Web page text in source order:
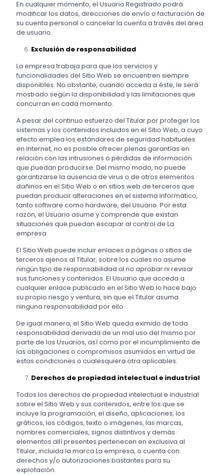
En cualquier momento, el Usuario Registrado podrá
modificar los datos, direcciones de envío o facturación de
su cuenta personal o cancelar la cuenta a través del área
de usuario.
Exclusión de responsabilidad
La empresa trabaja para que los servicios y
funcionalidades del Sitio Web se encuentren siempre
disponibles. No obstante, cuando acceda a éste, le será
mostrado según la disponibilidad y las limitaciones que
concurran en cada momento.
A pesar del continuo esfuerzo del Titular por proteger los
sistemas y los contenidos incluidos en el Sitio Web, a cuyo
efecto emplea los estándares de seguridad habituales
en Internet, no es posible ofrecer plenas garantías en
relación con las intrusiones o pérdidas de información
que puedan producirse. Del mismo modo, no puede
garantizarse la ausencia de virus o de otros elementos
dañinos en el Sitio Web o en sitios web de terceros que
puedan producir alteraciones en el sistema informático,
tanto software como hardware, del Usuario. Por esta
razón, el Usuario asume y comprende que existan
situaciones que puedan escapar al control de La
empresa.
El Sitio Web puede incluir enlaces a páginas o sitios de
terceros ajenos al Titular, sobre los cuales no asume
ningún tipo de responsabilidad al no aprobar ni revisar
sus funciones y contenidos. El Usuario que acceda a
cualquier enlace publicado en el Sitio Web lo hace bajo
su propio riesgo y ventura, sin que el Titular asuma
ninguna responsabilidad por ello.
De igual manera, el Sitio Web queda eximido de toda
responsabilidad derivada de un mal uso del mismo por
parte de los Usuarios, así como por el incumplimiento de
las obligaciones o compromisos asumidos en virtud de
estas condiciones o cualesquiera otra aplicables.
Derechos de propiedad intelectual e industrial
Todos los derechos de propiedad intelectual e industrial
sobre el Sitio Web y sus contenidos, entre los que se
incluye la programación, el diseño, aplicaciones, los
gráficos, los códigos, texto o imágenes, las marcas,
nombres comerciales, signos distintivos y demás
elementos allí presentes pertenecen en exclusiva al
Titular, incluida la marca La empresa, o cuenta con
derechos y/o autorizaciones bastantes para su
explotación.